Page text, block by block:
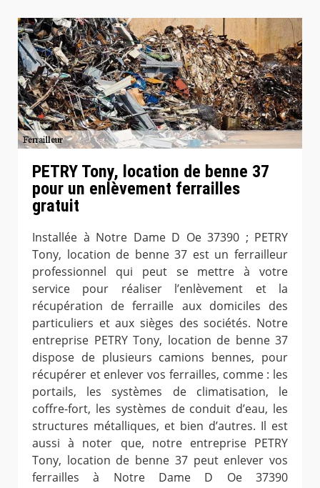
PETRY Tony, location de benne 37
pour un enlèvement ferrailles
gratuit
Installée à Notre Dame D Oe 37390 ; PETRY
Tony, location de benne 37 est un ferrailleur
professionnel qui peut se mettre à votre
service pour réaliser l’enlèvement et la
récupération de ferraille aux domiciles des
particuliers et aux sièges des sociétés. Notre
entreprise PETRY Tony, location de benne 37
dispose de plusieurs camions bennes, pour
récupérer et enlever vos ferrailles, comme : les
portails, les systèmes de climatisation, le
coffre-fort, les systèmes de conduit d’eau, les
structures métalliques, et bien d’autres. Il est
aussi à noter que, notre entreprise PETRY
Tony, location de benne 37 peut enlever vos
ferrailles à Notre Dame D Oe 37390